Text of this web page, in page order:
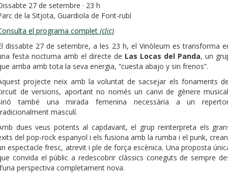
27 de setembre · 23 h
de la Sitjota, Guardiola de Font-rubí
el programa complet (clic)
dissabte 27 de setembre, a les 23 h, el Vinòleum es transforma
festa nocturna amb el directe de Las Locas del Panda, un
arriba amb tota la seva energia, “cuesta abajo y sin frenos”.
projecte neix amb la voluntat de sacsejar els fonaments
de versions, aportant no només un canvi de gènere
també una mirada femenina necessària a un
masculí.
dues veus potents al capdavant, el grup reinterpreta els
del pop-rock espanyol i els fusiona amb la rumba i el punk,
espectacle fresc, atrevit i ple de força escènica. Una proposta
convida el públic a redescobrir clàssics coneguts de sempre
perspectiva completament nova.